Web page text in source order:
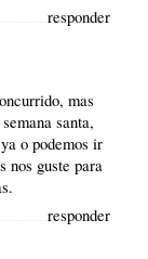
responder
mas
santa,
o podemos ir
nos guste para
responder